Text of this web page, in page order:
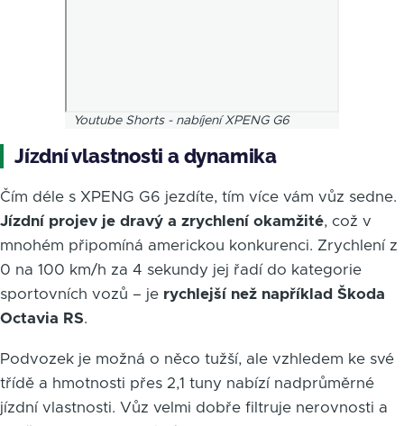
Youtube Shorts - nabíjení XPENG G6
Jízdní vlastnosti a dynamika
Čím déle s XPENG G6 jezdíte, tím více vám vůz sedne.
Jízdní projev je dravý a zrychlení okamžité, což v
mnohém připomíná americkou konkurenci. Zrychlení z
0 na 100 km/h za 4 sekundy jej řadí do kategorie
sportovních vozů – je rychlejší než například Škoda
Octavia RS.
Podvozek je možná o něco tužší, ale vzhledem ke své
třídě a hmotnosti přes 2,1 tuny nabízí nadprůměrné
jízdní vlastnosti. Vůz velmi dobře filtruje nerovnosti a